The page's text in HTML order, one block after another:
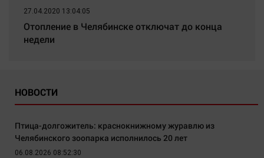
27.04.2020 13:04:05
Отопление в Челябинске отключат до конца
недели
НОВОСТИ
Птица-долгожитель: краснокнижному журавлю из
Челябинского зоопарка исполнилось 20 лет
06.08.2026 08:52:30